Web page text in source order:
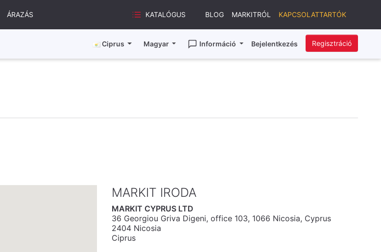
ÁRAZÁS KATALÓGUS BLOG MARKITRÓL KAPCSOLATTARTÓK
Ciprus Magyar Információ Bejelentkezés Regisztráció
MARKIT IRODA
MARKIT CYPRUS LTD
36 Georgiou Griva Digeni, office 103, 1066 Nicosia, Cyprus
2404 Nicosia
Ciprus